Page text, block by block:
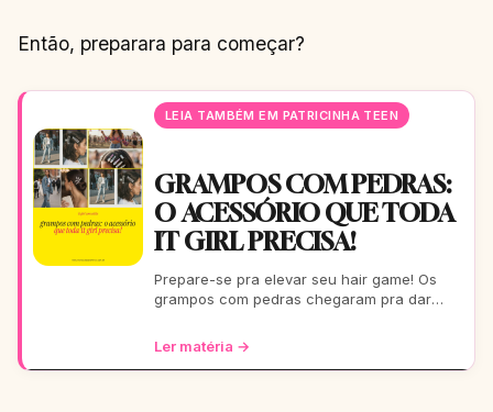
Então, preparara para começar?
LEIA TAMBÉM EM PATRICINHA TEEN
GRAMPOS COM PEDRAS:
O ACESSÓRIO QUE TODA
IT GIRL PRECISA!
Prepare-se pra elevar seu hair game! Os
grampos com pedras chegaram pra dar
casual a uma festa b
Ler matéria →